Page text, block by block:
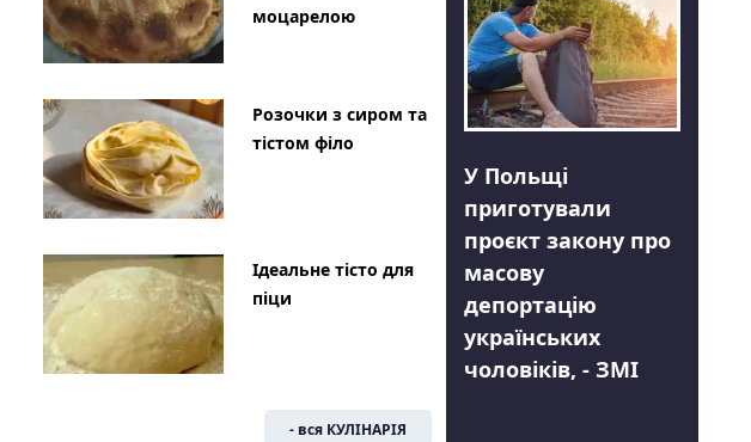
моцарелою
Розочки з сиром та
тістом філо
Ідеальне тісто для
піци
- вся КУЛІНАРІЯ
У Польщі
приготували
проєкт закону про
масову
депортацію
українських
чоловіків, - ЗМІ